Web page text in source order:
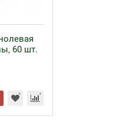
60 шт.